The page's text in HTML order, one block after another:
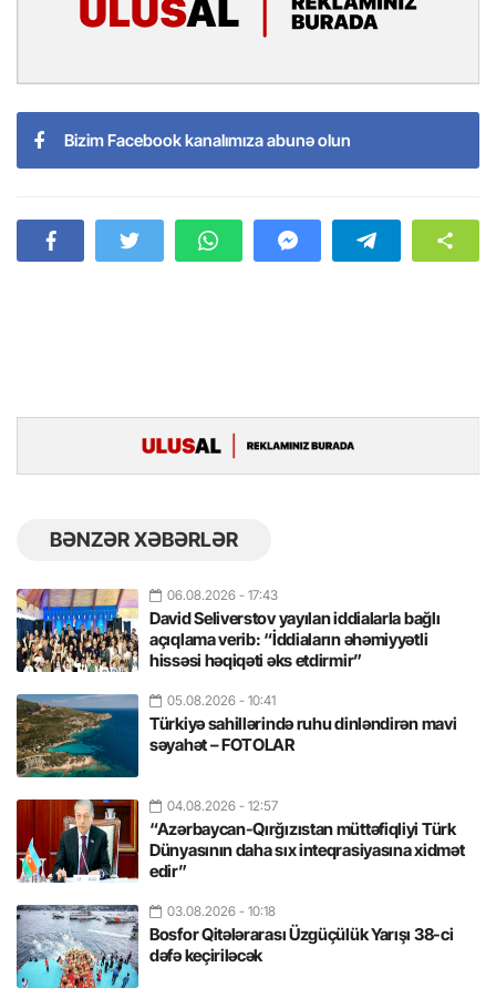
Bizim Facebook kanalımıza abunə olun
BƏNZƏR XƏBƏRLƏR
06.08.2026 - 17:43
David Seliverstov yayılan iddialarla bağlı
açıqlama verib: “İddiaların əhəmiyyətli
hissəsi həqiqəti əks etdirmir”
05.08.2026 - 10:41
Türkiyə sahillərində ruhu dinləndirən mavi
səyahət – FOTOLAR
04.08.2026 - 12:57
“Azərbaycan-Qırğızıstan müttəfiqliyi Türk
Dünyasının daha sıx inteqrasiyasına xidmət
edir”
03.08.2026 - 10:18
Bosfor Qitələrarası Üzgüçülük Yarışı 38-ci
dəfə keçiriləcək